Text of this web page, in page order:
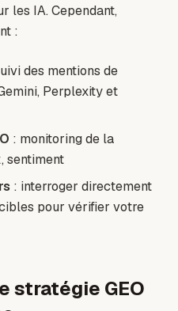
les IA. Cependant,
:
des mentions de
Perplexity et
: monitoring de la
sentiment
: interroger directement
pour vérifier votre
stratégie GEO